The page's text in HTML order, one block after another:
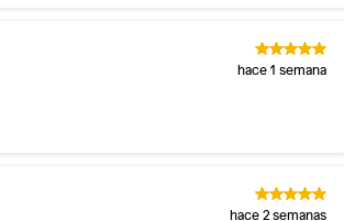
hace 1 semana
hace 2 semanas